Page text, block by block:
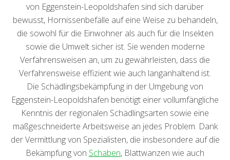
von Eggenstein-Leopoldshafen sind sich darüber
bewusst, Hornissenbefälle auf eine Weise zu behandeln,
die sowohl für die Einwohner als auch für die Insekten
sowie die Umwelt sicher ist. Sie wenden moderne
Verfahrensweisen an, um zu gewährleisten, dass die
Verfahrensweise effizient wie auch langanhaltend ist.
Die Schädlingsbekämpfung in der Umgebung von
Eggenstein-Leopoldshafen benötigt einer vollumfängliche
Kenntnis der regionalen Schädlingsarten sowie eine
maßgeschneiderte Arbeitsweise an jedes Problem. Dank
der Vermittlung von Spezialisten, die insbesondere auf die
Bekämpfung von Schaben, Blattwanzen wie auch